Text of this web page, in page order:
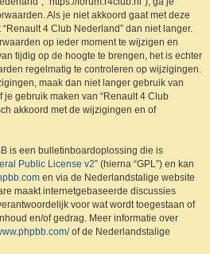
Als je niet akkoord gaat met deze
4 Club Nederland” dan niet langer.
op ieder moment te wijzigen en
tijdig op de hoogte te brengen, het is echter
regelmatig te controleren op wijzigingen.
maak dan niet langer gebruik van
je gebruik maken van “Renault 4 Club
akkoord met de wijzigingen en of
is een bulletinboardoplossing die is
Public License v2” (hierna “GPL”) en kan
en via de Nederlandstalige website
maakt internetgebaseerde discussies
voor wat wordt toegestaan of
en/of gedrag. Meer informatie over
of de Nederlandstalige